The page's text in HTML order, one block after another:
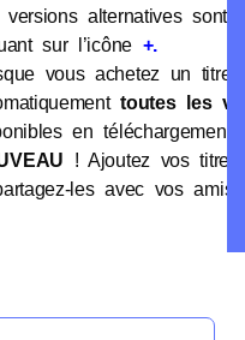
versions alternatives sont
sur l’icône +.
vous achetez un titre,
toutes les
en téléchargement !
! Ajoutez vos
les avec vos